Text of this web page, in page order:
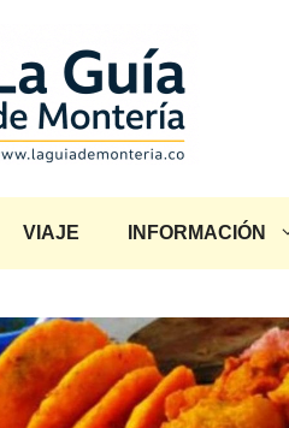
VIAJE INFORMACIÓN